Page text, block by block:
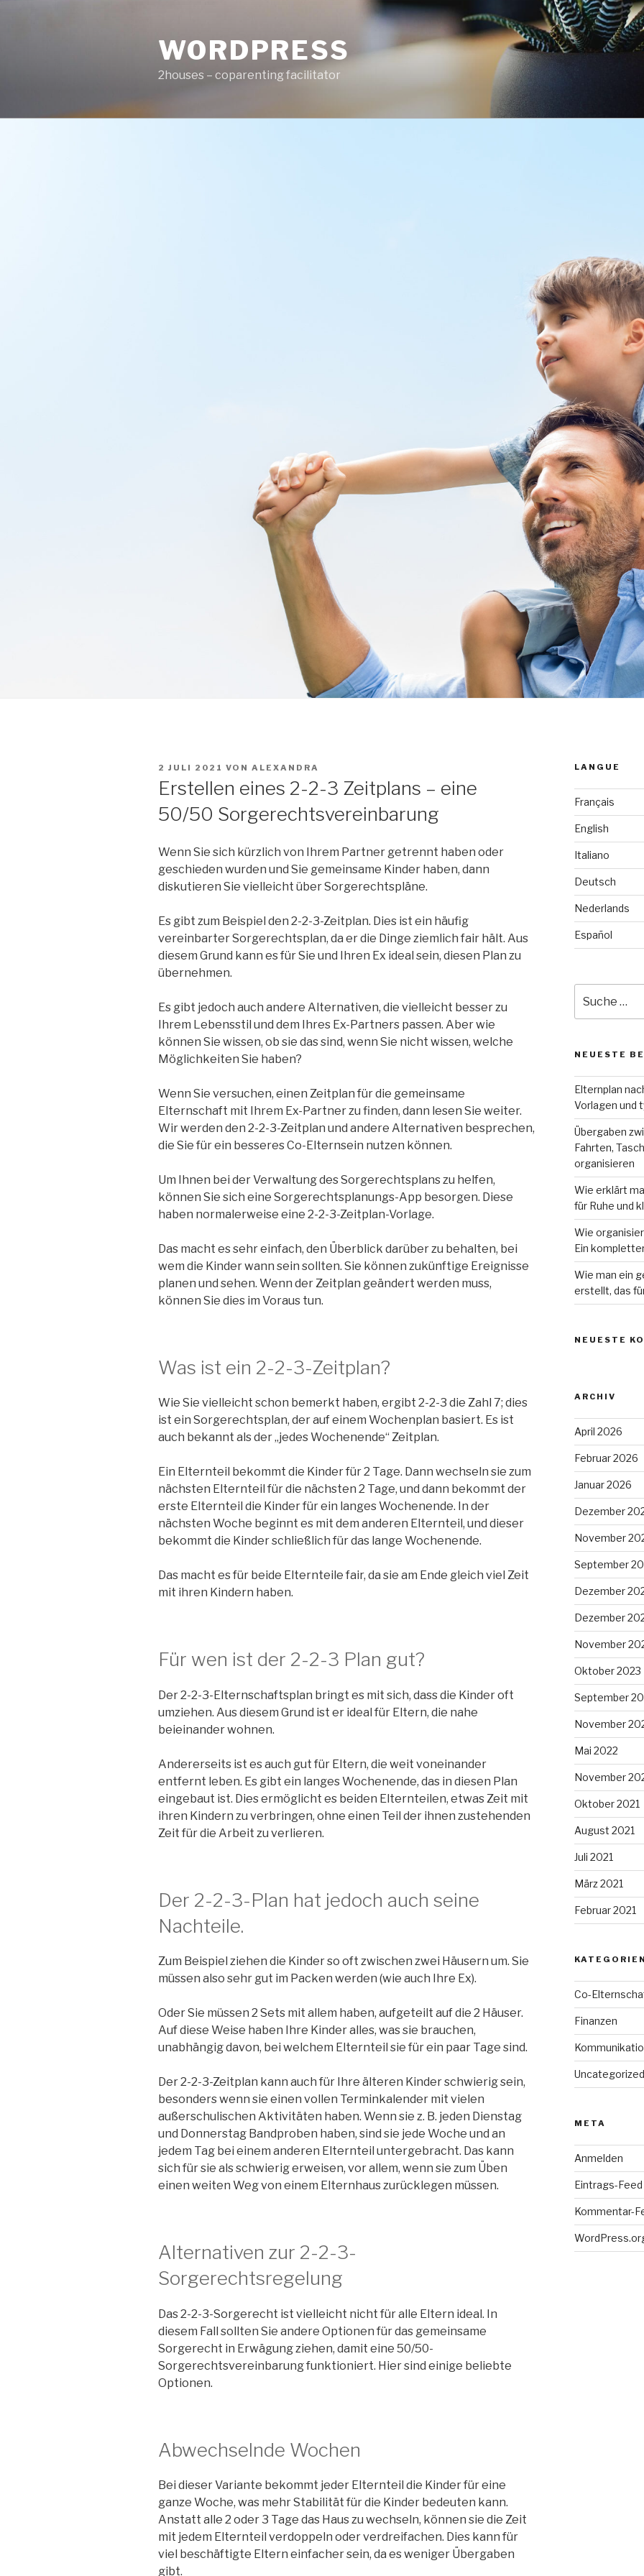
WORDPRESS
2houses – coparenting facilitator
VERÖFFENTLICHT
AM
2 JULI 2021 VON ALEXANDRA
Erstellen eines 2-2-3 Zeitplans – eine
50/50 Sorgerechtsvereinbarung
Wenn Sie sich kürzlich von Ihrem Partner getrennt haben oder
geschieden wurden und Sie gemeinsame Kinder haben, dann
diskutieren Sie vielleicht über Sorgerechtspläne.
Es gibt zum Beispiel den 2-2-3-Zeitplan. Dies ist ein häufig
vereinbarter Sorgerechtsplan, da er die Dinge ziemlich fair hält. Aus
diesem Grund kann es für Sie und Ihren Ex ideal sein, diesen Plan zu
übernehmen.
Es gibt jedoch auch andere Alternativen, die vielleicht besser zu
Ihrem Lebensstil und dem Ihres Ex-Partners passen. Aber wie
können Sie wissen, ob sie das sind, wenn Sie nicht wissen, welche
Möglichkeiten Sie haben?
Wenn Sie versuchen, einen Zeitplan für die gemeinsame
Elternschaft mit Ihrem Ex-Partner zu finden, dann lesen Sie weiter.
Wir werden den 2-2-3-Zeitplan und andere Alternativen besprechen,
die Sie für ein besseres Co-Elternsein nutzen können.
Um Ihnen bei der Verwaltung des Sorgerechtsplans zu helfen,
können Sie sich eine Sorgerechtsplanungs-App besorgen. Diese
haben normalerweise eine 2-2-3-Zeitplan-Vorlage.
Das macht es sehr einfach, den Überblick darüber zu behalten, bei
wem die Kinder wann sein sollten. Sie können zukünftige Ereignisse
planen und sehen. Wenn der Zeitplan geändert werden muss,
können Sie dies im Voraus tun.
Was ist ein 2-2-3-Zeitplan?
Wie Sie vielleicht schon bemerkt haben, ergibt 2-2-3 die Zahl 7; dies
ist ein Sorgerechtsplan, der auf einem Wochenplan basiert. Es ist
auch bekannt als der „jedes Wochenende“ Zeitplan.
Ein Elternteil bekommt die Kinder für 2 Tage. Dann wechseln sie zum
nächsten Elternteil für die nächsten 2 Tage, und dann bekommt der
erste Elternteil die Kinder für ein langes Wochenende. In der
nächsten Woche beginnt es mit dem anderen Elternteil, und dieser
bekommt die Kinder schließlich für das lange Wochenende.
Das macht es für beide Elternteile fair, da sie am Ende gleich viel Zeit
mit ihren Kindern haben.
Für wen ist der 2-2-3 Plan gut?
Der 2-2-3-Elternschaftsplan bringt es mit sich, dass die Kinder oft
umziehen. Aus diesem Grund ist er ideal für Eltern, die nahe
beieinander wohnen.
Andererseits ist es auch gut für Eltern, die weit voneinander
entfernt leben. Es gibt ein langes Wochenende, das in diesen Plan
eingebaut ist. Dies ermöglicht es beiden Elternteilen, etwas Zeit mit
ihren Kindern zu verbringen, ohne einen Teil der ihnen zustehenden
Zeit für die Arbeit zu verlieren.
Der 2-2-3-Plan hat jedoch auch seine
Nachteile.
Zum Beispiel ziehen die Kinder so oft zwischen zwei Häusern um. Sie
müssen also sehr gut im Packen werden (wie auch Ihre Ex).
Oder Sie müssen 2 Sets mit allem haben, aufgeteilt auf die 2 Häuser.
Auf diese Weise haben Ihre Kinder alles, was sie brauchen,
unabhängig davon, bei welchem Elternteil sie für ein paar Tage sind.
Der 2-2-3-Zeitplan kann auch für Ihre älteren Kinder schwierig sein,
besonders wenn sie einen vollen Terminkalender mit vielen
außerschulischen Aktivitäten haben. Wenn sie z. B. jeden Dienstag
und Donnerstag Bandproben haben, sind sie jede Woche und an
jedem Tag bei einem anderen Elternteil untergebracht. Das kann
sich für sie als schwierig erweisen, vor allem, wenn sie zum Üben
einen weiten Weg von einem Elternhaus zurücklegen müssen.
Alternativen zur 2-2-3-
Sorgerechtsregelung
Das 2-2-3-Sorgerecht ist vielleicht nicht für alle Eltern ideal. In
diesem Fall sollten Sie andere Optionen für das gemeinsame
Sorgerecht in Erwägung ziehen, damit eine 50/50-
Sorgerechtsvereinbarung funktioniert. Hier sind einige beliebte
Optionen.
Abwechselnde Wochen
Bei dieser Variante bekommt jeder Elternteil die Kinder für eine
ganze Woche, was mehr Stabilität für die Kinder bedeuten kann.
Anstatt alle 2 oder 3 Tage das Haus zu wechseln, können sie die Zeit
mit jedem Elternteil verdoppeln oder verdreifachen. Dies kann für
viel beschäftigte Eltern einfacher sein, da es weniger Übergaben
gibt.
LANGUE
Français
English
Italiano
Deutsch
Nederlands
Español
nach:
NEUESTE
Elternplan
Vorlagen und
Übergaben
Fahrten,
organisieren
Wie erklärt
für Ruhe und
Wie
Ein
Wie man ein
erstellt, das
NEUESTE
ARCHIV
April 2026
Februar 2026
Januar 2026
Dezember
November
September
Dezember
Dezember
November
Oktober 2023
September
November
Mai 2022
November
Oktober 2021
August 2021
Juli 2021
März 2021
Februar 2021
KATEGORIEN
Co-
Finanzen
Uncategorized
META
Anmelden
Eintrags-Feed
Kommentar-